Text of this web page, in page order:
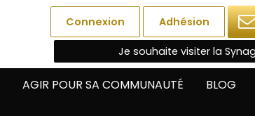
Connexion Adhésion
Je souhaite visiter la
AGIR POUR SA COMMUNAUTÉ BLOG